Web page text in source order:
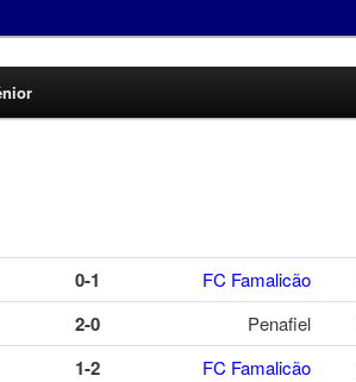
0-1 FC Famalicão
2-0 Penafiel
1-2 FC Famalicão